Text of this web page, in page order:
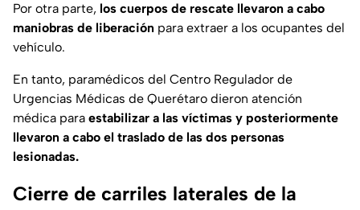
Por otra parte, los cuerpos de rescate llevaron a cabo
maniobras de liberación para extraer a los ocupantes del
vehículo.
En tanto, paramédicos del Centro Regulador de
Urgencias Médicas de Querétaro dieron atención
médica para estabilizar a las víctimas y posteriormente
llevaron a cabo el traslado de las dos personas
lesionadas.
Cierre de carriles laterales de la